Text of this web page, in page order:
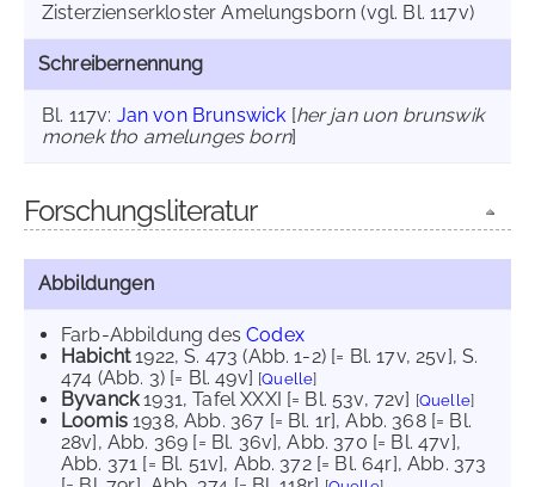
Zisterzienserkloster Amelungsborn (vgl. Bl. 117v)
Schreibernennung
Bl. 117v: Jan von Brunswick [her jan uon brunswik
monek tho amelunges born]
Forschungsliteratur
Abbildungen
Farb-Abbildung desCodex
Habicht1922, S. 473 (Abb. 1-2) [= Bl. 17v, 25v], S.
474 (Abb. 3) [= Bl. 49v] [Quelle]
Byvanck1931, Tafel XXXI [= Bl. 53v, 72v] [Quelle]
Loomis1938, Abb. 367 [= Bl. 1r], Abb. 368 [= Bl.
28v], Abb. 369 [= Bl. 36v], Abb. 370 [= Bl. 47v],
Abb. 371 [= Bl. 51v], Abb. 372 [= Bl. 64r], Abb. 373